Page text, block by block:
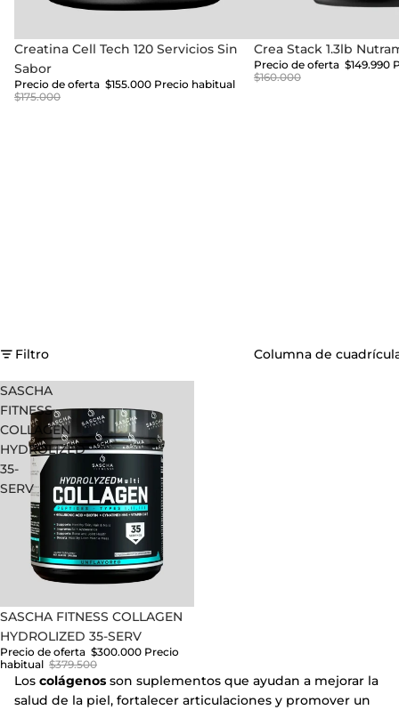
Oferta
Creatina Cell Tech 120 Servicios Sin
Sabor
Precio de oferta $155.000 Precio habitual
$175.000
Oferta
Crea Stack 1.3lb
Precio de oferta $149.990
$160.000
Filtro Columna de
SASCHA
FITNESS
COLLAGEN
HYDROLIZED
35-
SERV
Oferta
SASCHA FITNESS COLLAGEN
HYDROLIZED 35-SERV
Precio de oferta $300.000 Precio
habitual $379.500
Los colágenos son suplementos que ayudan a mejorar la
salud de la piel, fortalecer articulaciones y promover un